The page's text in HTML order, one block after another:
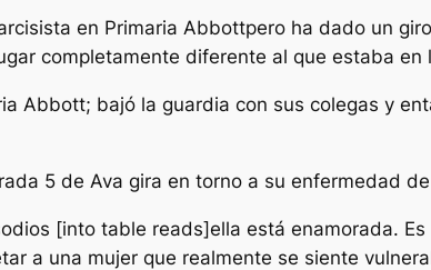
en Primaria Abbottpero ha dado un
completamente diferente al que estaba en
Abbott; bajó la guardia con sus colegas y
5 de Ava gira en torno a su enfermedad
[into table reads]ella está enamorada.
a una mujer que realmente se siente